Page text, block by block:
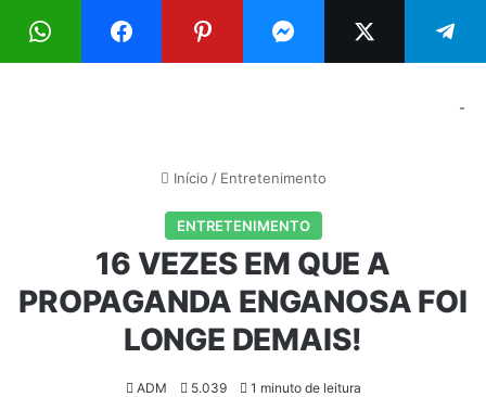
Menu
-
Início / Entretenimento
ENTRETENIMENTO
16 VEZES EM QUE A
PROPAGANDA ENGANOSA FOI
LONGE DEMAIS!
ADM 5.039 1 minuto de leitura